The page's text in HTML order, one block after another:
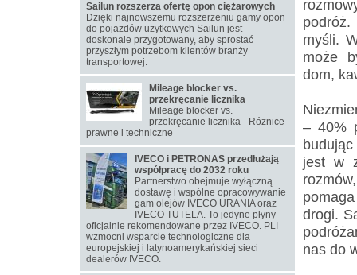
podróż.
myśli.
może
dom,
– 40%
jest w
drogi.
nas do
Sailun rozszerza ofertę opon ciężarowych
Dzięki najnowszemu rozszerzeniu gamy opon
do pojazdów użytkowych Sailun jest
doskonale przygotowany, aby sprostać
przyszłym potrzebom klientów branży
transportowej.
Mileage blocker vs.
przekręcanie licznika
Mileage blocker vs.
przekręcanie licznika - Różnice
prawne i techniczne
IVECO i PETRONAS przedłużają
współpracę do 2032 roku
Partnerstwo obejmuje wyłączną
dostawę i wspólne opracowywanie
gam olejów IVECO URANIA oraz
IVECO TUTELA. To jedyne płyny
oficjalnie rekomendowane przez IVECO. PLI
wzmocni wsparcie technologiczne dla
europejskiej i latynoamerykańskiej sieci
dealerów IVECO.